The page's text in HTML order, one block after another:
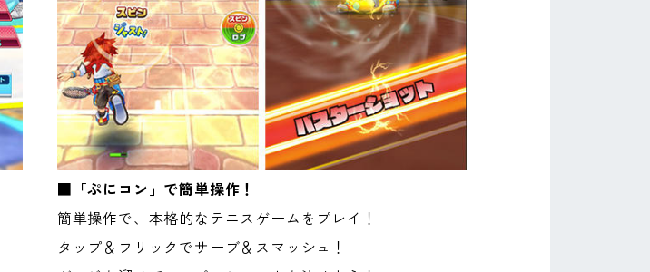
■「ぷにコン」で簡単操作！
簡単操作で、本格的なテニスゲームをプレイ！
タップ＆フリックでサーブ＆スマッシュ！